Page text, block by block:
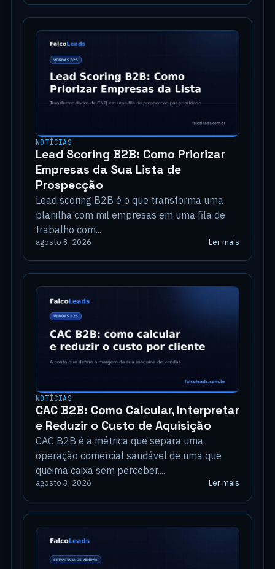
NOTÍCIAS
Lead Scoring B2B: Como Priorizar
Empresas da Sua Lista de
Prospecção
Lead scoring B2B é o que transforma uma
planilha com mil empresas em uma fila de
trabalho com...
agosto 3, 2026 Ler mais
NOTÍCIAS
CAC B2B: Como Calcular, Interpretar
e Reduzir o Custo de Aquisição
CAC B2B é a métrica que separa uma
operação comercial saudável de uma que
queima caixa sem perceber....
agosto 3, 2026 Ler mais